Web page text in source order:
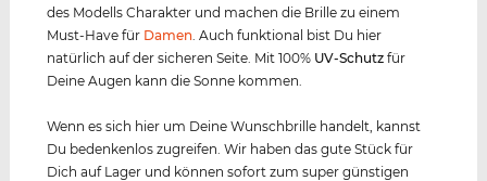
des Modells Charakter und machen die Brille zu einem
Must-Have für Damen . Auch funktional bist Du hier
natürlich auf der sicheren Seite. Mit 100% UV-Schutz für
Deine Augen kann die Sonne kommen.
Wenn es sich hier um Deine Wunschbrille handelt, kannst
Du bedenkenlos zugreifen. Wir haben das gute Stück für
Dich auf Lager und können sofort zum super günstigen